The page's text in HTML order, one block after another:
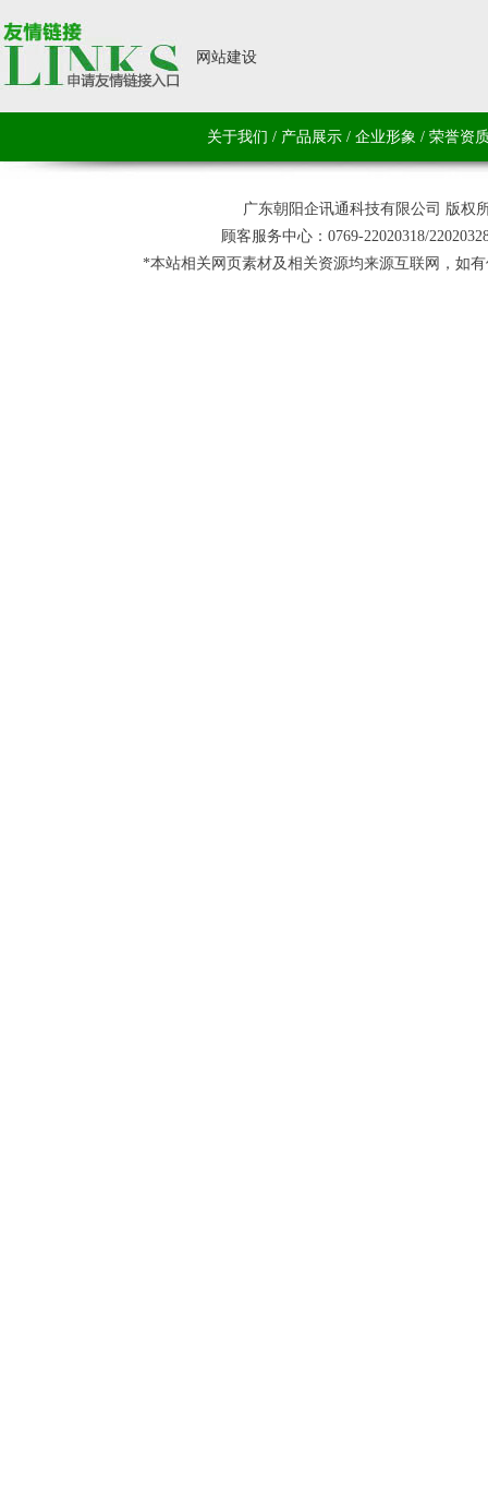
网站建设
关于我们 / 产品展示 / 企业形象 / 荣誉资
广东朝阳企讯通科技有限公司 版权
顾客服务中心：0769-22020318/
*本站相关网页素材及相关资源均来源互联网，如